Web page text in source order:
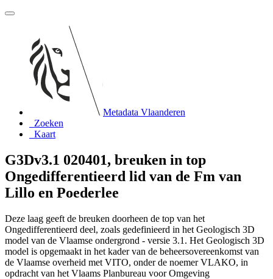
Metadata Vlaanderen
Zoeken
Kaart
G3Dv3.1 020401, breuken in top
Ongedifferentieerd lid van de Fm van
Lillo en Poederlee
Deze laag geeft de breuken doorheen de top van het
Ongedifferentieerd deel, zoals gedefinieerd in het Geologisch 3D
model van de Vlaamse ondergrond - versie 3.1. Het Geologisch 3D
model is opgemaakt in het kader van de beheersovereenkomst van
de Vlaamse overheid met VITO, onder de noemer VLAKO, in
opdracht van het Vlaams Planbureau voor Omgeving